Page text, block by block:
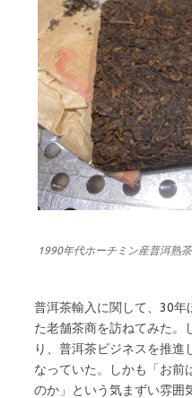
1990年代ホーチミン産普洱熟茶
普洱茶輸入に関して、30
た老舗茶商を訪ねてみた。
り、普洱茶ビジネスを推進
なっていた。しかも「お前
のか」という気まずい雰囲